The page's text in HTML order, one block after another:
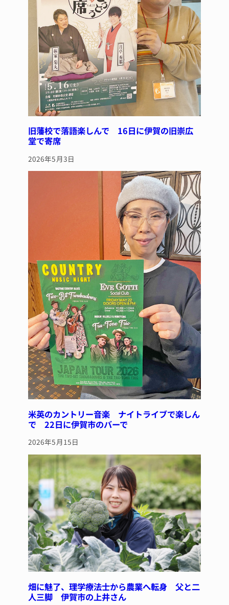
旧藩校で落語楽しんで 16日に伊賀の旧崇広
堂で寄席
2026年5月3日
米英のカントリー音楽 ナイトライブで楽しん
で 22日に伊賀市のバーで
2026年5月15日
畑に魅了、理学療法士から農業へ転身 父と二
人三脚 伊賀市の上井さん